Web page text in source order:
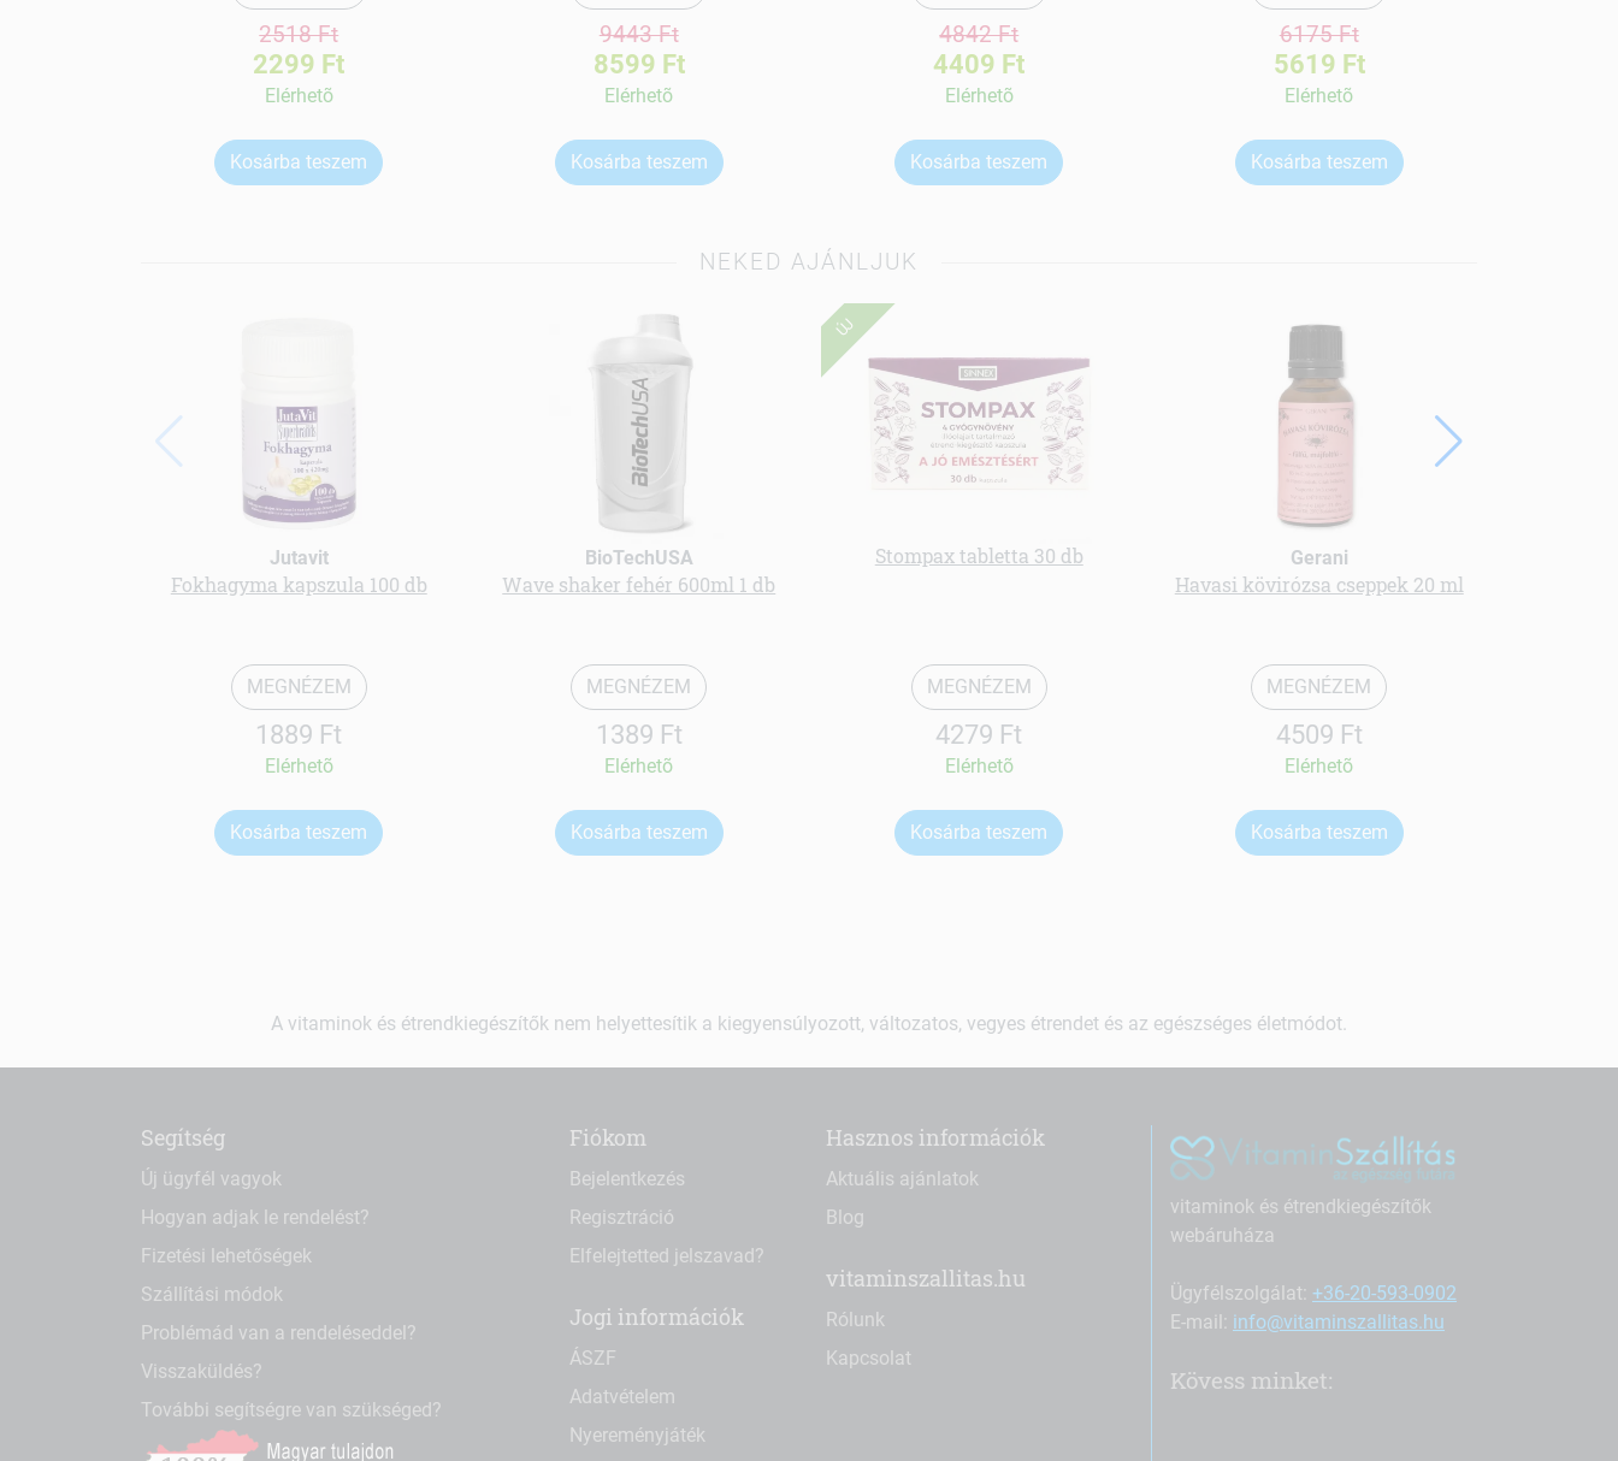
2518 Ft
2299 Ft
Elérhetõ
Kosárba teszem
9443 Ft
8599 Ft
Elérhetõ
Kosárba teszem
4842 Ft
4409 Ft
Elérhetõ
Kosárba teszem
6175 Ft
5619 Ft
Elérhetõ
Kosárba teszem
NEKED AJÁNLJUK
Jutavit
Fokhagyma kapszula 100 db
MEGNÉZEM
1889 Ft
Elérhetõ
Kosárba teszem
BioTechUSA
Wave shaker fehér 600ml 1 db
MEGNÉZEM
1389 Ft
Elérhetõ
Kosárba teszem
ÚJ
Stompax tabletta 30 db
MEGNÉZEM
4279 Ft
Elérhetõ
Kosárba teszem
Gerani
Havasi kövirózsa cseppek 20 ml
MEGNÉZEM
4509 Ft
Elérhetõ
Kosárba teszem
A vitaminok és étrendkiegészítők nem helyettesítik a kiegyensúlyozott, változatos, vegyes étrendet és az egészséges életmódot.
Segítség
Új ügyfél vagyok
Hogyan adjak le rendelést?
Fizetési lehetőségek
Szállítási módok
Problémád van a rendeléseddel?
Visszaküldés?
További segítségre van szükséged?
Fiókom
Bejelentkezés
Regisztráció
Elfelejtetted jelszavad?
Jogi információk
ÁSZF
Adatvételem
Nyereményjáték
Hasznos információk
Aktuális ajánlatok
Blog
vitaminszallitas.hu
Rólunk
Kapcsolat
vitaminok és étrendkiegészítők
webáruháza
Ügyfélszolgálat: +36-20-593-0902
E-mail: info@vitaminszallitas.hu
Kövess minket: